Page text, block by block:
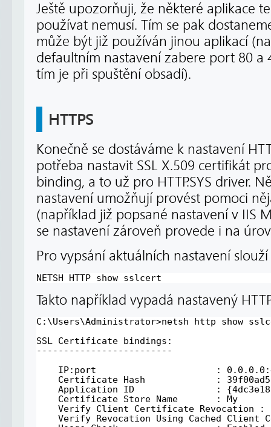
Ještě upozorňuji, že některé aplikace
používat nemusí. Tím se pak
může být již používán jinou aplikací
defaultním nastavení zabere port 80 a
tím je při spuštění obsadí).
HTTPS
Konečně se dostáváme k nastavení
potřeba nastavit SSL X.509 certifikát
binding, a to už pro HTTP.SYS driver.
nastavení umožňují provést pomoci
(například již popsané nastavení v IIS
se nastavení zároveň provede i na
Pro vypsání aktuálních nastavení
NETSH HTTP show sslcert
Takto například vypadá nastavený
C:\Users\Administrator>netsh http show
SSL Certificate bindings:
-------------------------
IP:port                      :
Certificate Hash             :
Application ID               :
Certificate Store Name       : My
Verify Client Certificate Revocation :
Verify Revocation Using Cached